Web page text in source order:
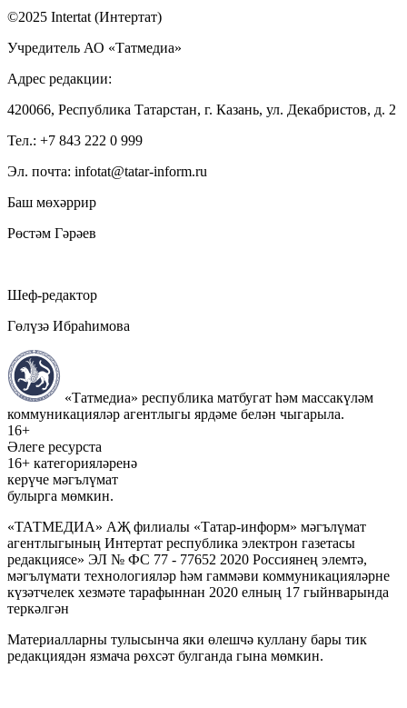
©2025 Intertat (Интертат)
Учредитель АО «Татмедиа»
Адрес редакции:
420066, Республика Татарстан, г. Казань, ул. Декабристов, д. 2
Тел.: +7 843 222 0 999
Эл. почта: infotat@tatar-inform.ru
Баш мөхәррир
Рөстәм Гәрәев
Шеф-редактор
Гөлүзә Ибраһимова
«Татмедиа» республика матбугат һәм массакүләм
коммуникацияләр агентлыгы ярдәме белән чыгарыла.
16+
Әлеге ресурста
16+ категорияләренә
керүче мәгълүмат
булырга мөмкин.
«ТАТМЕДИА» АҖ филиалы «Татар-информ» мәгълүмат
агентлыгының Интертат республика электрон газетасы
редакциясе» ЭЛ № ФС 77 - 77652 2020 Россиянең элемтә,
мәгълүмати технологияләр һәм гаммәви коммуникацияләрне
күзәтчелек хезмәте тарафыннан 2020 елның 17 гыйнварында
теркәлгән
Материалларны тулысынча яки өлешчә куллану бары тик
редакциядән язмача рөхсәт булганда гына мөмкин.